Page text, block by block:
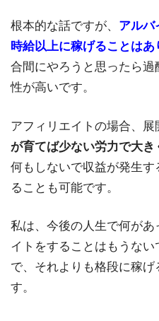
根本的な話ですが、 アルバ
時給以上に稼げることはあ
合間にやろうと思ったら
性が高いです。
アフィリエイトの場合、展
が育てば少ない労力で大
何もしないで収益が発生す
ることも可能です。
私は、今後の人生で何が
イトをすることはもうな
で、それよりも格段に稼
す。